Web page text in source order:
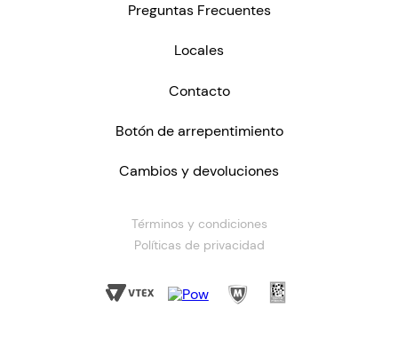
Preguntas Frecuentes
Locales
Contacto
Botón de arrepentimiento
Cambios y devoluciones
Términos y condiciones
Políticas de privacidad